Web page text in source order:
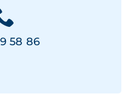
58 86